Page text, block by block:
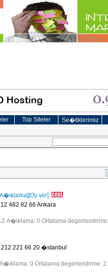
Top Siteler Se�tiklerimiz
[Oy ver]
482 82 66 Ankara
A�iklama: 0 Ortalama
221 66 20 �stanbul
0 Ortalama degerlendirme: